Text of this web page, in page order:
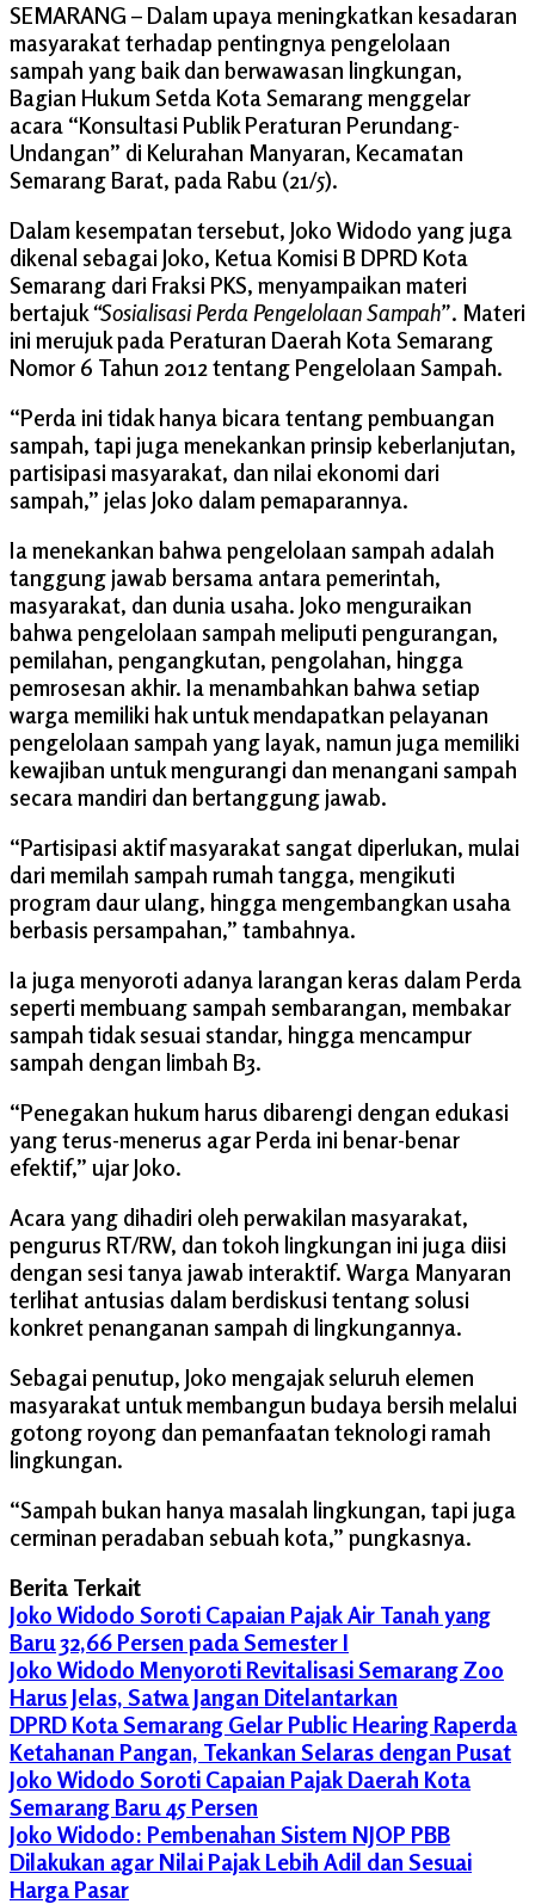
SEMARANG – Dalam upaya meningkatkan kesadaran
masyarakat terhadap pentingnya pengelolaan
sampah yang baik dan berwawasan lingkungan,
Bagian Hukum Setda Kota Semarang menggelar
acara “Konsultasi Publik Peraturan Perundang-
Undangan” di Kelurahan Manyaran, Kecamatan
Semarang Barat, pada Rabu (21/5).
Dalam kesempatan tersebut, Joko Widodo yang juga
dikenal sebagai Joko, Ketua Komisi B DPRD Kota
Semarang dari Fraksi PKS, menyampaikan materi
bertajuk“Sosialisasi Perda Pengelolaan Sampah”. Materi
ini merujuk pada Peraturan Daerah Kota Semarang
Nomor 6 Tahun 2012 tentang Pengelolaan Sampah.
“Perda ini tidak hanya bicara tentang pembuangan
sampah, tapi juga menekankan prinsip keberlanjutan,
partisipasi masyarakat, dan nilai ekonomi dari
sampah,” jelas Joko dalam pemaparannya.
Ia menekankan bahwa pengelolaan sampah adalah
tanggung jawab bersama antara pemerintah,
masyarakat, dan dunia usaha. Joko menguraikan
bahwa pengelolaan sampah meliputi pengurangan,
pemilahan, pengangkutan, pengolahan, hingga
pemrosesan akhir. Ia menambahkan bahwa setiap
warga memiliki hak untuk mendapatkan pelayanan
pengelolaan sampah yang layak, namun juga memiliki
kewajiban untuk mengurangi dan menangani sampah
secara mandiri dan bertanggung jawab.
“Partisipasi aktif masyarakat sangat diperlukan, mulai
dari memilah sampah rumah tangga, mengikuti
program daur ulang, hingga mengembangkan usaha
berbasis persampahan,” tambahnya.
Ia juga menyoroti adanya larangan keras dalam Perda
seperti membuang sampah sembarangan, membakar
sampah tidak sesuai standar, hingga mencampur
sampah dengan limbah B3.
“Penegakan hukum harus dibarengi dengan edukasi
yang terus-menerus agar Perda ini benar-benar
efektif,” ujar Joko.
Acara yang dihadiri oleh perwakilan masyarakat,
pengurus RT/RW, dan tokoh lingkungan ini juga diisi
dengan sesi tanya jawab interaktif. Warga Manyaran
terlihat antusias dalam berdiskusi tentang solusi
konkret penanganan sampah di lingkungannya.
Sebagai penutup, Joko mengajak seluruh elemen
masyarakat untuk membangun budaya bersih melalui
gotong royong dan pemanfaatan teknologi ramah
lingkungan.
“Sampah bukan hanya masalah lingkungan, tapi juga
cerminan peradaban sebuah kota,” pungkasnya.
Berita Terkait
Joko Widodo Soroti Capaian Pajak Air Tanah yang
Baru 32,66 Persen pada Semester I
Joko Widodo Menyoroti Revitalisasi Semarang Zoo
Harus Jelas, Satwa Jangan Ditelantarkan
DPRD Kota Semarang Gelar Public Hearing Raperda
Ketahanan Pangan, Tekankan Selaras dengan Pusat
Joko Widodo Soroti Capaian Pajak Daerah Kota
Semarang Baru 45 Persen
Joko Widodo: Pembenahan Sistem NJOP PBB
Dilakukan agar Nilai Pajak Lebih Adil dan Sesuai
Harga Pasar